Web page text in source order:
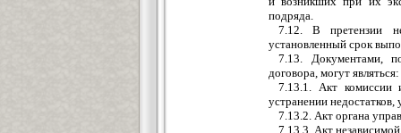
подряда.
7.12. В претензии
установленный срок
7.13. Документами,
договора, могут являться:
7.13.1. Акт комиссии
устранении недостатков,
7.13.2. Акт органа
7.13.3. Акт